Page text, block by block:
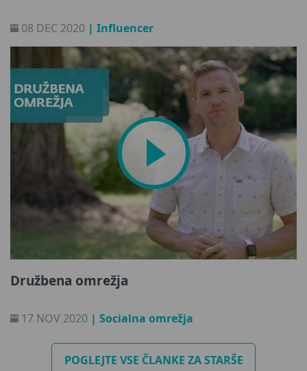
08 DEC 2020 | Influencer
Družbena omrežja
17 NOV 2020 | Socialna omrežja
POGLEJTE VSE ČLANKE ZA STARŠE